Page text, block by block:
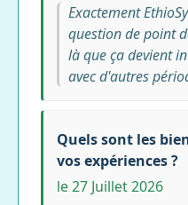
Exactement
question de point
là que ça devient
avec d'autres
Quels sont les
vos expériences ?
le 27 Juillet 2026